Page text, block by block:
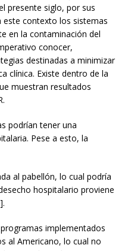
presente siglo, por sus
este contexto los sistemas
en la contaminación del
conocer,
destinadas a minimizar
clínica. Existe dentro de la
muestran resultados
podrían tener una
Pese a esto, la
al pabellón, lo cual podría
hospitalario proviene
].
implementados
al Americano, lo cual no